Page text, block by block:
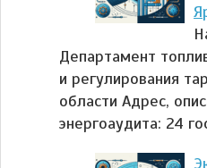
Департамент
и регулирования
области Адрес,
энергоаудита: 24